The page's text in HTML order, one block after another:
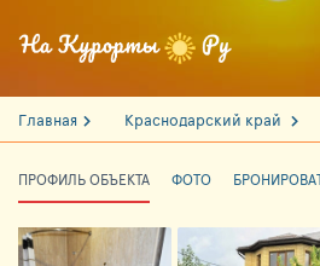
Главная Краснодарский край
ПРОФИЛЬ ОБЪЕКТА ФОТО